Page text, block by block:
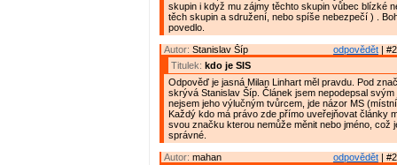
skupin i když mu zájmy těchto skupin vůbec blízké
těch skupin a sdružení, nebo spíše nebezpečí ) .
povedlo.
odpovědět |
Autor: Stanislav Šíp
Titulek: kdo je SIS
Odpověď je jasná Milan Linhart měl pravdu. Pod
skrývá Stanislav Šíp. Článek jsem nepodepsal svým
nejsem jeho výlučným tvůrcem, jde názor MS
Každý kdo má právo zde přímo uveřejňovat články
svou značku kterou nemůže měnit nebo jméno, což
správné.
odpovědět |
Autor: mahan